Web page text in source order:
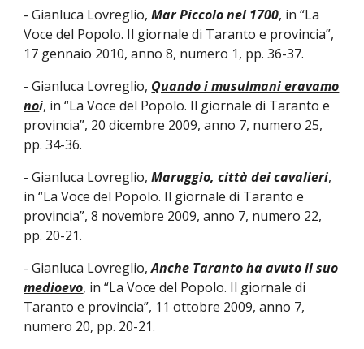
- Gianluca Lovreglio, Mar Piccolo nel 1700, in “La
Voce del Popolo. Il giornale di Taranto e provincia”,
17 gennaio 2010, anno 8, numero 1, pp. 36-37.
- Gianluca Lovreglio, Quando i musulmani eravamo
noi, in “La Voce del Popolo. Il giornale di Taranto e
provincia”, 20 dicembre 2009, anno 7, numero 25,
pp. 34-36.
- Gianluca Lovreglio,Maruggio, città dei cavalieri,
in “La Voce del Popolo. Il giornale di Taranto e
provincia”, 8 novembre 2009, anno 7, numero 22,
pp. 20-21.
- Gianluca Lovreglio,Anche Taranto ha avuto il suo
medioevo, in “La Voce del Popolo. Il giornale di
Taranto e provincia”, 11 ottobre 2009, anno 7,
numero 20, pp. 20-21.